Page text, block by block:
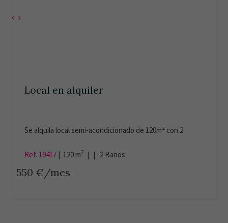
Local en alquiler
Se alquila local semi-acondicionado de 120m² con 2
Cantores. Junto al parque de los Reyes. Certificado
Energético: enxento.
Ref. 19417 120 m2 | | 2 Baños
550 €/mes